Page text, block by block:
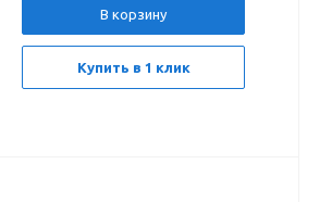
В корзину
Купить в 1 клик